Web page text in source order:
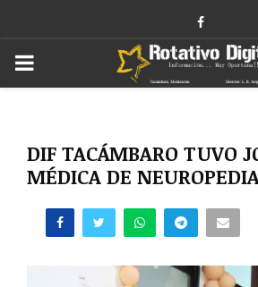
Facebook
PRIMARY
DIF TACÁMBARO TUVO
MÉDICA DE